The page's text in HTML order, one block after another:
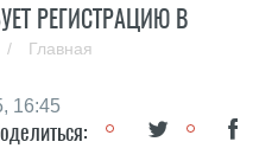
РЕГИСТРАЦИЮ В
/ Главная
16:45